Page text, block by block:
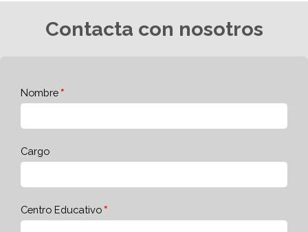
Contacta con nosotros
Nombre
Cargo
Centro Educativo